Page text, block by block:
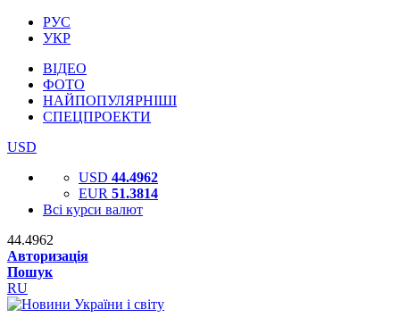
РУС
УКР
ВІДЕО
ФОТО
НАЙПОПУЛЯРНІШІ
СПЕЦПРОЕКТИ
USD
USD 44.4962
EUR 51.3814
Всі курси валют
44.4962
Авторизація
Пошук
RU